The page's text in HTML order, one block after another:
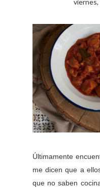
Últimamente
me dicen que a
que no saben